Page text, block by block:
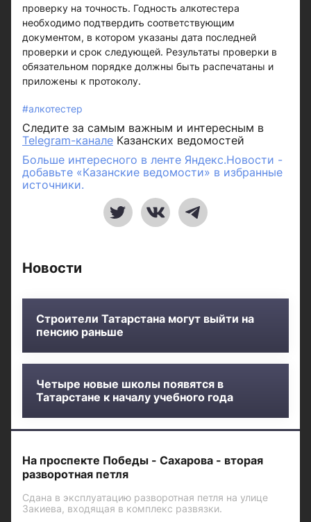
проверку на точность. Годность алкотестера
необходимо подтвердить соответствующим
документом, в котором указаны дата последней
проверки и срок следующей. Результаты проверки в
обязательном порядке должны быть распечатаны и
приложены к протоколу.
#алкотестер
Следите за самым важным и интересным в
Telegram-канале Казанских ведомостей
Больше интересного в ленте Яндекс.Новости -
добавьте «Казанские ведомости» в избранные
источники.
Новости
Строители Татарстана могут выйти на
пенсию раньше
Четыре новые школы появятся в
Татарстане к началу учебного года
На проспекте Победы - Сахарова - вторая
разворотная петля
Сдана в эксплуатацию разворотная петля на улице
Закиева, входящая в комплекс развязки.